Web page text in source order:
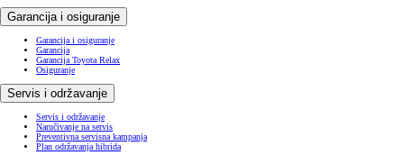
Garancija i osiguranje
Garancija i osiguranje
Garancija
Garancija Toyota Relax
Osiguranje
Servis i održavanje
Servis i održavanje
Naručivanje na servis
Preventivna servisna kampanja
Plan održavanja hibrida